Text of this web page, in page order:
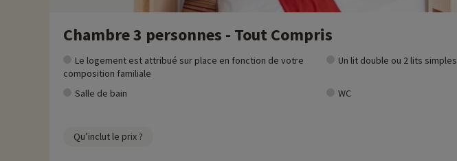
Chambre 3 personnes - Tout Compris
Le logement est attribué sur place en fonction de votre
composition familiale
Un lit double ou 2 lits simples
Salle de bain WC
Qu’inclut le prix ?